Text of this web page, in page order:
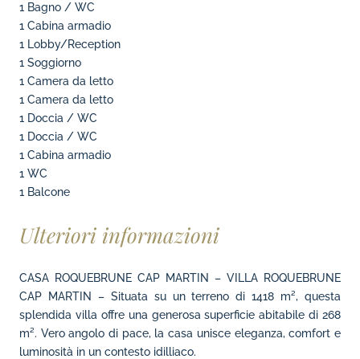
1 Bagno / WC
1 Cabina armadio
1 Lobby/Reception
1 Soggiorno
1 Camera da letto
1 Camera da letto
1 Doccia / WC
1 Doccia / WC
1 Cabina armadio
1 WC
1 Balcone
Ulteriori informazioni
CASA ROQUEBRUNE CAP MARTIN – VILLA ROQUEBRUNE
CAP MARTIN – Situata su un terreno di 1418 m², questa
splendida villa offre una generosa superficie abitabile di 268
m². Vero angolo di pace, la casa unisce eleganza, comfort e
luminosità in un contesto idilliaco.